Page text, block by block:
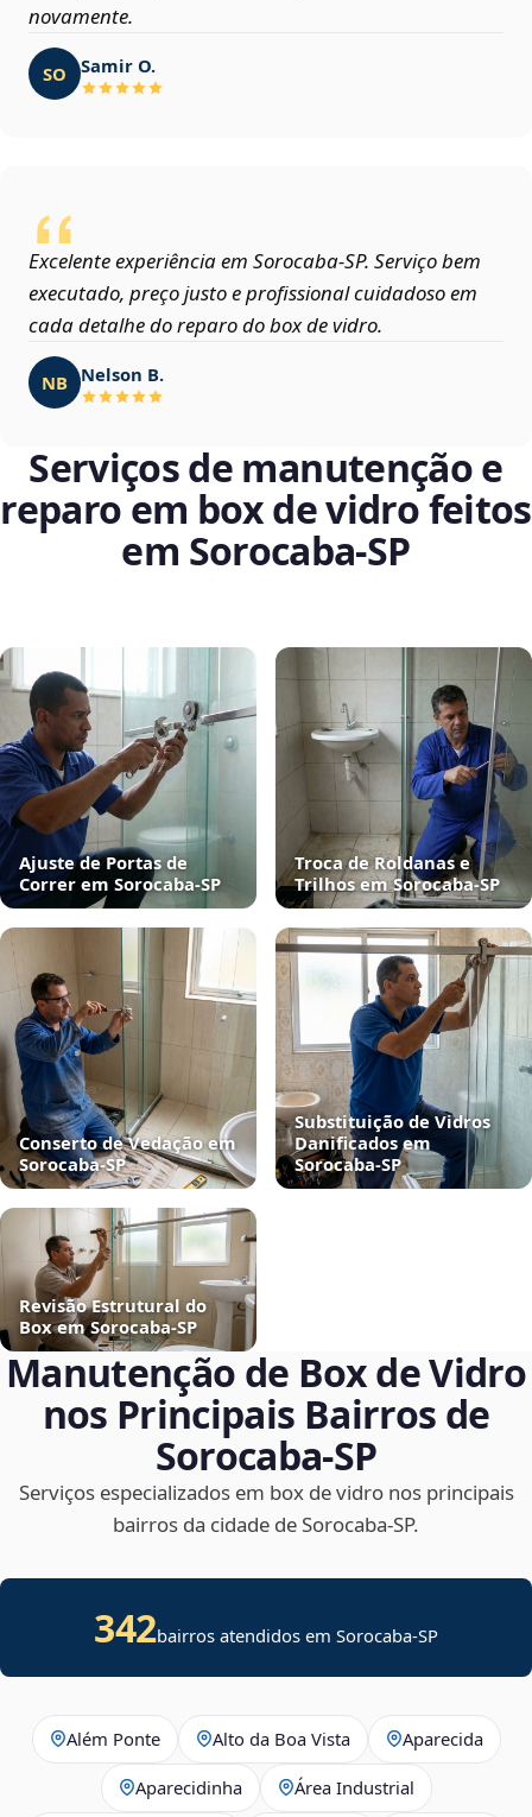
novamente.
SO Samir O.
Excelente experiência em Sorocaba‑SP. Serviço bem
executado, preço justo e profissional cuidadoso em
cada detalhe do reparo do box de vidro.
NB Nelson B.
Serviços de manutenção e
reparo em box de vidro feitos
em Sorocaba‑SP
Ajuste de Portas de
Correr em Sorocaba‑SP
Troca de Roldanas e
Trilhos em Sorocaba‑SP
Conserto de Vedação em
Sorocaba‑SP
Substituição de Vidros
Danificados em
Sorocaba‑SP
Revisão Estrutural do
Box em Sorocaba‑SP
Manutenção de Box de Vidro
nos Principais Bairros de
Sorocaba‑SP
Serviços especializados em box de vidro nos principais
bairros da cidade de Sorocaba‑SP.
342bairros atendidos em Sorocaba-SP
Além Ponte Alto da Boa Vista Aparecida
Aparecidinha Área Industrial